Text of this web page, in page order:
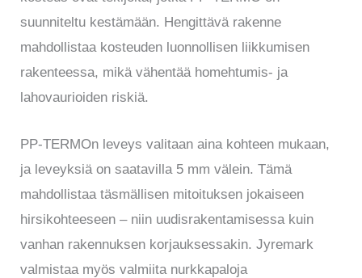
suunniteltu kestämään. Hengittävä rakenne
mahdollistaa kosteuden luonnollisen liikkumisen
rakenteessa, mikä vähentää homehtumis- ja
lahovaurioiden riskiä.
PP-TERMOn leveys valitaan aina kohteen mukaan,
ja leveyksiä on saatavilla 5 mm välein. Tämä
mahdollistaa täsmällisen mitoituksen jokaiseen
hirsikohteeseen – niin uudisrakentamisessa kuin
vanhan rakennuksen korjauksessakin. Jyremark
valmistaa myös valmiita nurkkapaloja